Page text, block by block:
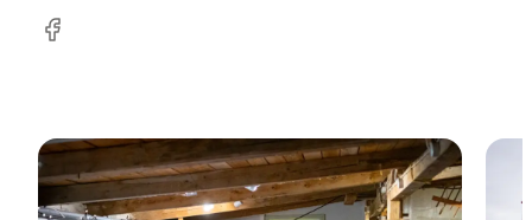
Facebook